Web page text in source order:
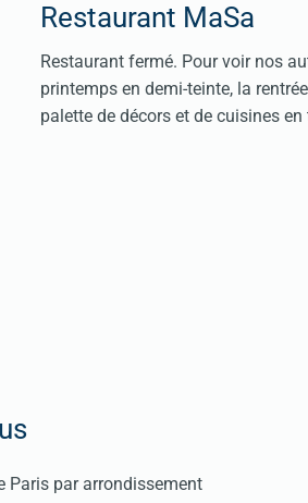
Restaurant MaSa
Restaurant fermé. Pour voir nos
printemps en demi-teinte, la
palette de décors et de cuisines
Paris par arrondissement